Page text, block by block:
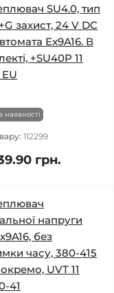
SU4.0, тип
захист, 24 V DC
Ex9A16. В
+SU40P 11
наявності
112299
грн.
напруги
без
часу, 380-415
UVT 11
41